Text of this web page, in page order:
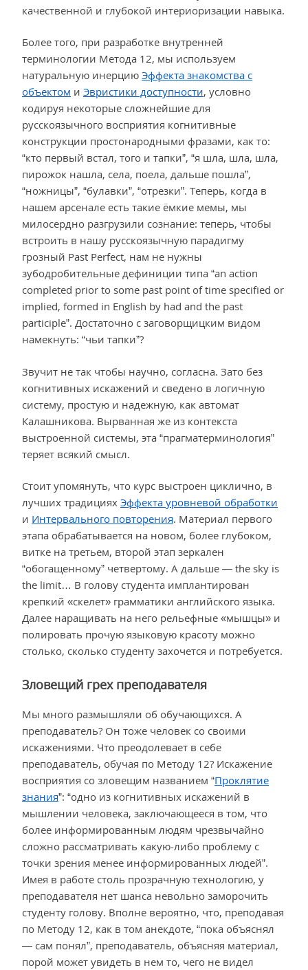
качественной и глубокой интериоризации навыка.
Более того, при разработке внутренней
терминологии Метода 12, мы используем
натуральную инерцию Эффекта знакомства с
объектом и Эвристики доступности, условно
кодируя некоторые сложнейшие для
русскоязычного восприятия когнитивные
конструкции простонародными фразами, как то:
“кто первый встал, того и тапки”, “я шла, шла, шла,
пирожок нашла, села, поела, дальше пошла”,
“ножницы”, “булавки”, “отрезки”. Теперь, когда в
нашем арсенале есть такие ёмкие мемы, мы
милосердно разгрузили сознание: теперь, чтобы
встроить в нашу русскоязычную парадигму
грозный Past Perfect, нам не нужны
зубодробительные дефиниции типа “an action
completed prior to some past point of time specified or
implied, formed in English by had and the past
participle”. Достаточно с заговорщицким видом
намекнуть: “чьи тапки”?
Звучит не так чтобы научно, согласна. Зато без
когнитивных искажений и сведено в логичную
систему, простую и надежную, как автомат
Калашникова. Вырванная же из контекста
выстроенной системы, эта “прагматерминология”
теряет всякий смысл.
Стоит упомянуть, что курс выстроен циклично, в
лучших традициях Эффекта уровневой обработки
и Интервального повторения. Материал первого
этапа обрабатывается на новом, более глубоком,
витке на третьем, второй этап зеркален
“обогащенному” четвертому. А дальше — the sky is
the limit… В голову студента имплантирован
крепкий «скелет» грамматики английского языка.
Далее наращивать на него рельефные «мышцы» и
полировать прочую языковую красоту можно
столько, сколько студенту захочется и потребуется.
Зловещий грех преподавателя
Мы много размышляли об обучающихся. А
преподаватель? Он тоже человек со своими
искажениями. Что преодолевает в себе
преподаватель, обучая по Методу 12? Искажение
восприятия со зловещим названием “Проклятие
знания”: “одно из когнитивных искажений в
мышлении человека, заключающееся в том, что
более информированным людям чрезвычайно
сложно рассматривать какую-либо проблему с
точки зрения менее информированных людей”.
Имея в работе столь прозрачную технологию, у
преподавателя нет шанса невольно заморочить
студенту голову. Вполне вероятно, что, преподавая
по Методу 12, как в том анекдоте, “пока объяснял
— сам понял”, преподаватель, объясняя материал,
порой может увидеть в нем то, чего не видел